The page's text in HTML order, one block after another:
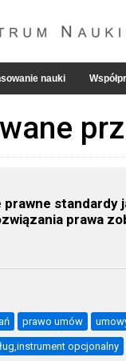
nauki
prawa
prawo umów
opcjonalny